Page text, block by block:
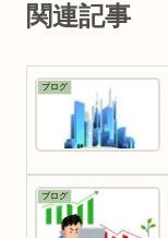
関連記事
ブログ
ブログ